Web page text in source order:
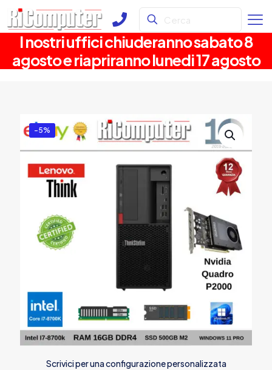
I nostri uffici chiuderanno sabato 8
agosto e riapriranno lunedi 17 agosto
-5%
Scrivici per una configurazione personalizzata